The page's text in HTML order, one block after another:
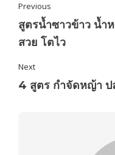
Previous
สูตรน้ำซาวข้าว น้ำ
สวย โตไว
Next
4 สูตร กำจัดหญ้า ป